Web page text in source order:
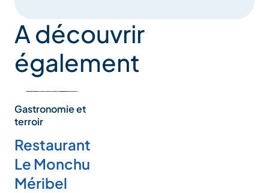
A découvrir
également
Gastronomie et
terroir
Restaurant
Le Monchu
Méribel